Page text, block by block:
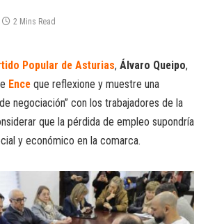
2 Mins Read
Popular de Asturias, Álvaro Queipo,
Ence que reflexione y muestre una
negociación” con los trabajadores de la
que la pérdida de empleo supondría
y económico en la comarca.